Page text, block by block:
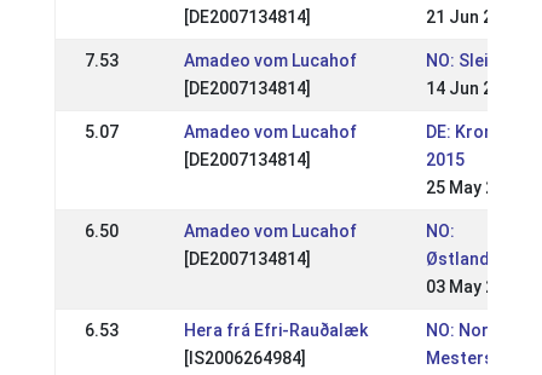
[DE2007134814]
21 Jun 2015
7.53
Amadeo vom Lucahof
[DE2007134814]
NO: Sleipnirs
14 Jun 2015
5.07
Amadeo vom Lucahof
[DE2007134814]
DE: Kronshof
2015
25 May 2015
6.50
Amadeo vom Lucahof
[DE2007134814]
NO:
03 May 2015
6.53
Hera frá Efri-Rauðalæk
[IS2006264984]
NO: Norges
Mesterskapet